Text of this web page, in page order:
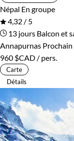
Népal En groupe
4,32 / 5
13 jours Balcon et
Annapurnas
960 $CAD / pers.
Carte
Détails